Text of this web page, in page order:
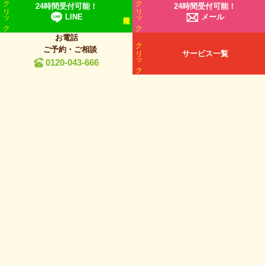
クリック
24時間受付可能！
LINE
クリック
24時間受付可能！
メール
クリック サービス一覧
お電話
ご予約・ご相談
0120-043-666